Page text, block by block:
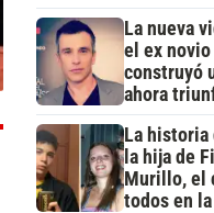
La nueva
el ex novio
construyó
ahora
La historia
la hija de
Murillo, el
todos en